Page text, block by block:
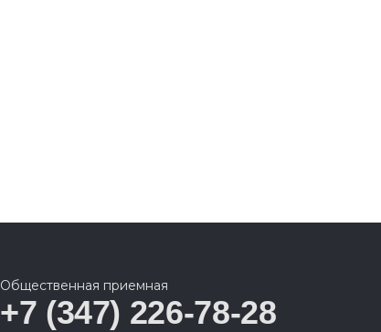
Общественная приемная
+7 (347) 226-78-28